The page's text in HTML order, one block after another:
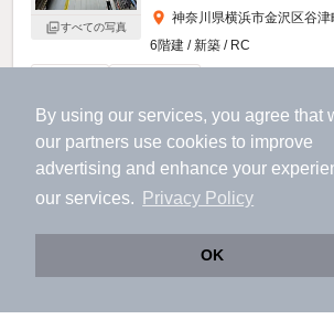
By using our services, you agree that
our partners use cookies to improve
advertising and enhance your
our services.
Privacy Policy
OK
アプリに切り替えて、サクサクお部
会員登録なしですぐ使える。マップ検索や
すべての写真
神奈川県横浜市金沢区谷津
6階建 / 新築 / RC
13.3万円
（管理費不要）
敷 1.0ヶ月 礼 1.0ヶ月